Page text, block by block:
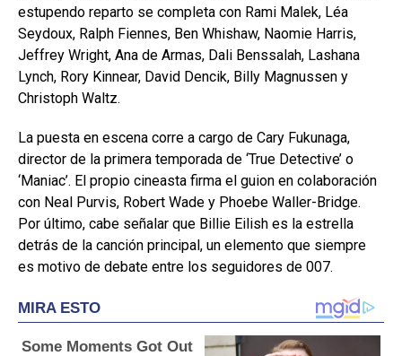
estupendo reparto se completa con Rami Malek, Léa
Seydoux, Ralph Fiennes, Ben Whishaw, Naomie Harris,
Jeffrey Wright, Ana de Armas, Dali Benssalah, Lashana
Lynch, Rory Kinnear, David Dencik, Billy Magnussen y
Christoph Waltz.
La puesta en escena corre a cargo de Cary Fukunaga,
director de la primera temporada de ‘True Detective’ o
‘Maniac’. El propio cineasta firma el guion en colaboración
con Neal Purvis, Robert Wade y Phoebe Waller-Bridge.
Por último, cabe señalar que Billie Eilish es la estrella
detrás de la canción principal, un elemento que siempre
es motivo de debate entre los seguidores de 007.